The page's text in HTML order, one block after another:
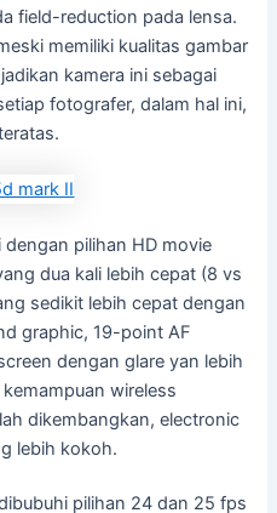
field-reduction pada lensa.
memiliki kualitas gambar
kamera ini sebagai
fotografer, dalam hal ini,
dengan pilihan HD movie
dua kali lebih cepat (8 vs
sedikit lebih cepat dengan
graphic, 19-point AF
dengan glare yan lebih
wireless
dikembangkan, electronic
lebih kokoh.
pilihan 24 dan 25 fps